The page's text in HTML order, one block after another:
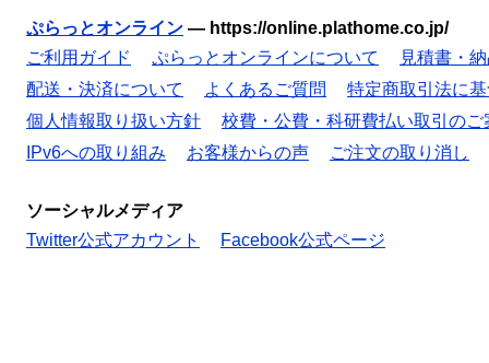
ぷらっとオンライン — https://online.plathome.co.jp/
ご利用ガイド
ぷらっとオンラインについて
見積書・
配送・決済について
よくあるご質問
特定商取引法に
個人情報取り扱い方針
校費・公費・科研費払い取引のご
IPv6への取り組み
お客様からの声 ご注文の取り消し
ソーシャルメディア
Twitter公式アカウント
Facebook公式ページ